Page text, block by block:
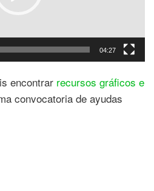
04:27
encontrar recursos gráficos e
convocatoria de ayudas